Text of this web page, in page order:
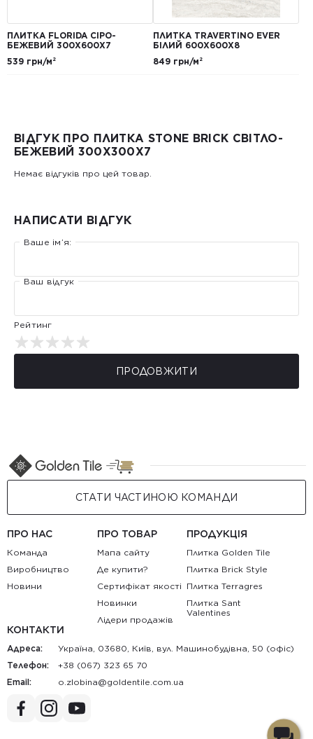
ПЛИТКА FLORIDA СІРО-
БЕЖЕВИЙ 300Х600Х7
539 грн/м²
ПЛИТКА TRAVERTINO EVER
БІЛИЙ 600Х600Х8
849 грн/м²
ВІДГУК ПРО ПЛИТКА STONE BRICK СВІТЛО-
БЕЖЕВИЙ 300Х300X7
Немає відгуків про цей товар.
НАПИСАТИ ВІДГУК
Ваше ім’я:
Ваш відгук
Рейтинг
ПРОДОВЖИТИ
СТАТИ ЧАСТИНОЮ КОМАНДИ
ПРО НАС
Команда
Виробництво
Новини
ПРО ТОВАР
Мапа сайту
Де купити?
Сертифікат якості
Новинки
Лідери продажів
ПРОДУКЦІЯ
Плитка Golden Tile
Плитка Brick Style
Плитка Terragres
Плитка Sant
Valentines
КОНТАКТИ
Адреса:
Україна, 03680, Київ, вул. Машинобудівна, 50 (офіс)
Телефон:
+38 (067) 323 65 70
Email:
au.moc.elitnedlog@anibolz.o